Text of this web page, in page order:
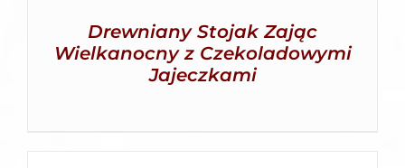
Drewniany Stojak Zając
Wielkanocny z Czekoladowymi
Jajeczkami